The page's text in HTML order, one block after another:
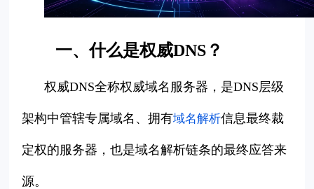
一、什么是权威DNS？
权威DNS全称权威域名服务器，是DNS层级
架构中管辖专属域名、拥有域名解析信息最终裁
定权的服务器，也是域名解析链条的最终应答来
源。